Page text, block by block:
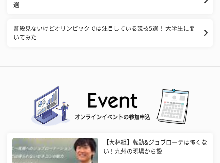
選
普段見ないけどオリンピックでは注目している競技5選！ 大学生に聞
いてみた
オンラインイベントの参加申込
【大林組】転勤&ジョブローテは怖くな
い！九州の現場から設